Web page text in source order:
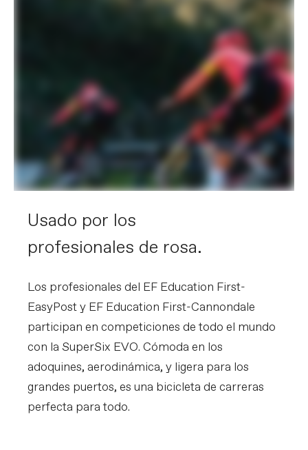
Usado por los
profesionales de rosa.
Los profesionales del EF Education First-
EasyPost y EF Education First-Cannondale
participan en competiciones de todo el mundo
con la SuperSix EVO. Cómoda en los
adoquines, aerodinámica, y ligera para los
grandes puertos, es una bicicleta de carreras
perfecta para todo.